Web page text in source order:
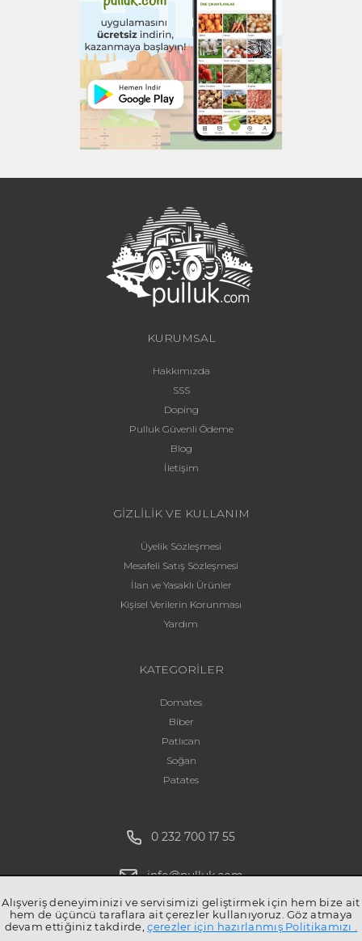
KURUMSAL
Hakkımızda
SSS
Doping
Pulluk Güvenli Ödeme
Blog
İletişim
GİZLİLİK VE KULLANIM
Üyelik Sözleşmesi
Mesafeli Satış Sözleşmesi
İlan ve Yasaklı Ürünler
Kişisel Verilerin Korunması
Yardım
KATEGORİLER
Domates
Biber
Patlıcan
Soğan
Patates
0 232 700 17 55
info@pulluk.com
Alışveriş deneyiminizi ve servisimizi geliştirmek için hem bize ait
hem de üçüncü taraflara ait çerezler kullanıyoruz. Göz atmaya
devam ettiğiniz takdirde,çerezler için hazırlanmış Politikamızı .